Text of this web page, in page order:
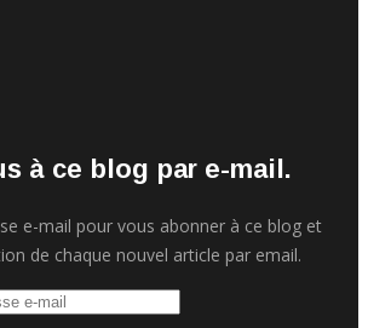
à ce blog par e-mail.
e-mail pour vous abonner à ce blog et
de chaque nouvel article par email.